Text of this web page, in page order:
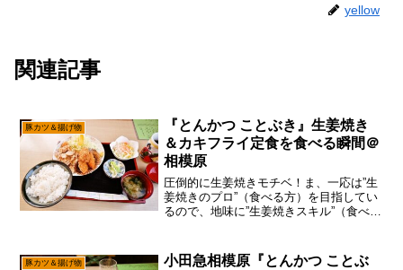
yellow
関連記事
豚カツ＆揚げ物
『とんかつ ことぶき』生姜焼き
＆カキフライ定食を食べる瞬間＠
相模原
圧倒的に生姜焼きモチベ！ま、一応は”生
姜焼きのプロ”（食べる方）を目指してい
るので、地味に”生姜焼きスキル”（食べる
す。いや、わりとこういうのは”言ったも
豚カツ＆揚げ物
小田急相模原『とんかつ ことぶ